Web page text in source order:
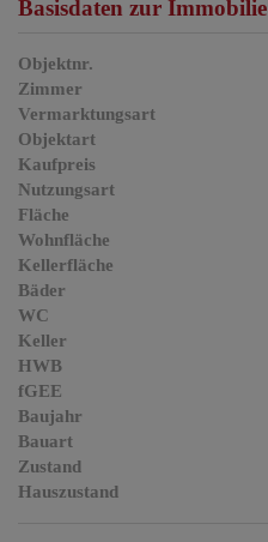
Basisdaten zur Immobilie
Objektnr.
Zimmer
Vermarktungsart
Objektart
Kaufpreis
Nutzungsart
Fläche
Wohnfläche
Kellerfläche
Bäder
WC
Keller
HWB
fGEE
Baujahr
Bauart
Zustand
Hauszustand